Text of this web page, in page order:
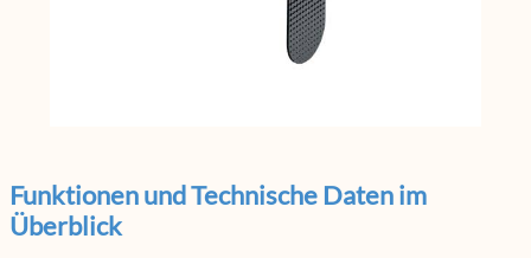
Funktionen und Technische Daten im
Überblick